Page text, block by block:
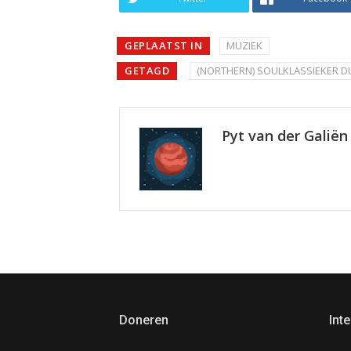
GEPLAATST IN
MUZIEK
GETAGD
(NORTHERN) SOULKLASSIEKER
Pyt van der Galiën
Doneren